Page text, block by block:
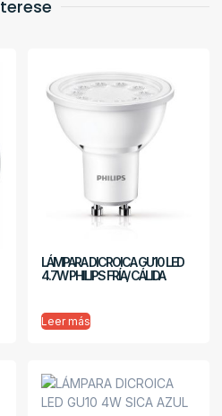
LÁMPARA DICROICA GU10 LED
4.7W PHILIPS FRÍA/ CÁLIDA
Leer más